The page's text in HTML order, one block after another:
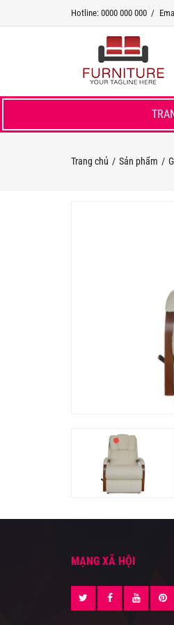
Hotline: 0000 000 000
Trang chủ Sản phẩm
MẠNG XÃ HỘI